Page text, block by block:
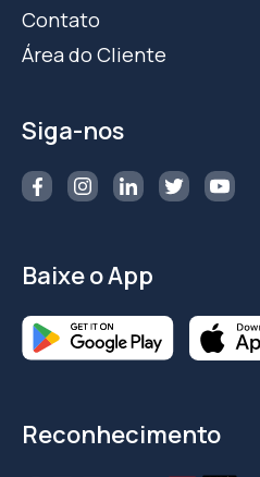
Contato
Área do Cliente
Siga-nos
Baixe o App
Reconhecimento